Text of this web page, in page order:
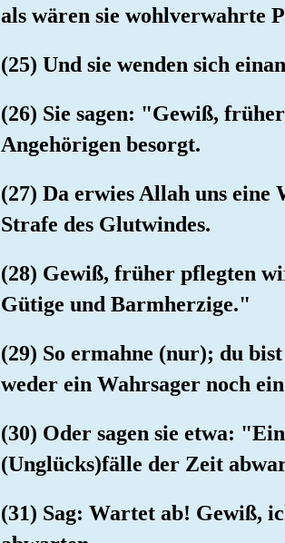
als wären sie wohlverwahrte
(25) Und sie wenden sich
(26) Sie sagen: "Gewiß,
Angehörigen besorgt.
(27) Da erwies Allah uns
Strafe des Glutwindes.
(28) Gewiß, früher pflegten
Gütige und Barmherzige."
(29) So ermahne (nur); du
weder ein Wahrsager noch ein
(30) Oder sagen sie etwa:
(Unglücks)fälle der Zeit
(31) Sag: Wartet ab! Gewiß,